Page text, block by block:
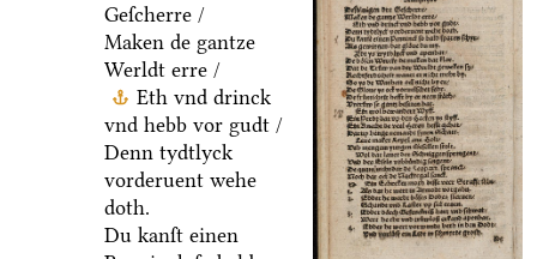
Geſcherre /
Maken de gantze
Werldt erre /
Eth vnd drinck
vnd hebb vor gudt /
Denn tydtlyck
vorderuent wehe
doth.
Du kanſt einen